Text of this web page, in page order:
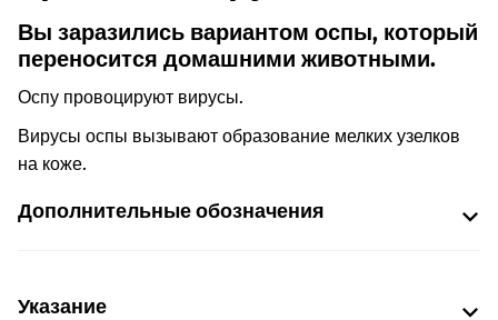
Вы заразились вариантом оспы, который
переносится домашними животными.
Оспу провоцируют вирусы.
Вирусы оспы вызывают образование мелких узелков
на коже.
Дополнительные обозначения
Указание